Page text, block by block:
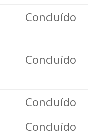
Concluído
Concluído
Concluído
Concluído